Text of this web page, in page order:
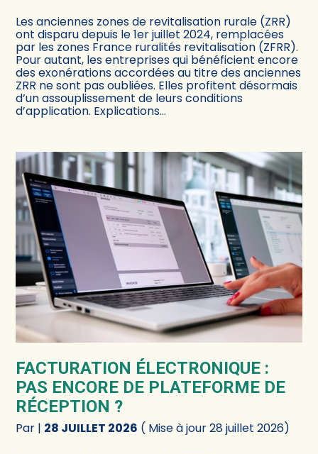
Les anciennes zones de revitalisation rurale (ZRR)
ont disparu depuis le 1er juillet 2024, remplacées
par les zones France ruralités revitalisation (ZFRR).
Pour autant, les entreprises qui bénéficient encore
des exonérations accordées au titre des anciennes
ZRR ne sont pas oubliées. Elles profitent désormais
d’un assouplissement de leurs conditions
d’application. Explications…
FACTURATION ÉLECTRONIQUE :
PAS ENCORE DE PLATEFORME DE
RÉCEPTION ?
Par | 28 JUILLET 2026 ( Mise à jour 28 juillet 2026)